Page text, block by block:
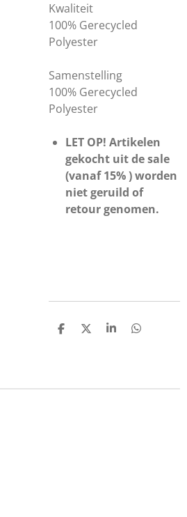
Kwaliteit
100% Gerecycled
Polyester
Samenstelling
100% Gerecycled
Polyester
LET OP! Artikelen
gekocht uit de sale
(vanaf 15% ) worden
niet geruild of
retour genomen.
D
D
S
D